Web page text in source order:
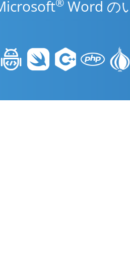
Word の